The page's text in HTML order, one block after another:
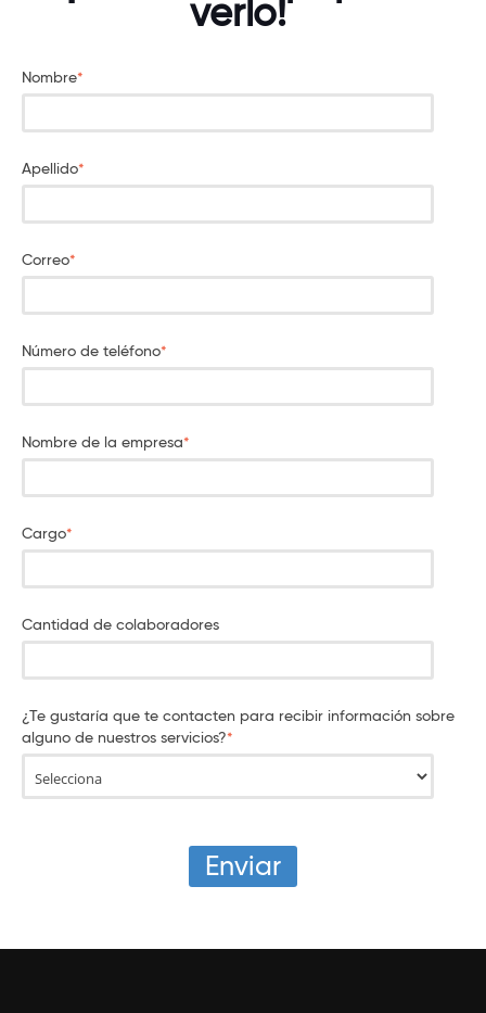
verlo!
Nombre*
Apellido*
Correo*
Número de teléfono*
Nombre de la empresa*
Cargo*
Cantidad de colaboradores
¿Te gustaría que te contacten para recibir información sobre
alguno de nuestros servicios?*